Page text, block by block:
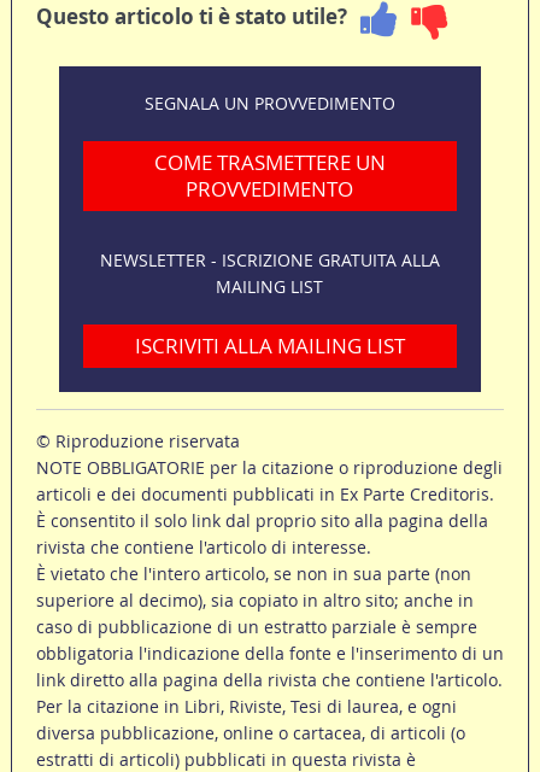
Questo articolo ti è stato utile?
SEGNALA UN PROVVEDIMENTO
COME TRASMETTERE UN
PROVVEDIMENTO
NEWSLETTER - ISCRIZIONE GRATUITA ALLA
MAILING LIST
ISCRIVITI ALLA MAILING LIST
© Riproduzione riservata
NOTE OBBLIGATORIE per la citazione o riproduzione degli
articoli e dei documenti pubblicati in Ex Parte Creditoris.
È consentito il solo link dal proprio sito alla pagina della
rivista che contiene l'articolo di interesse.
È vietato che l'intero articolo, se non in sua parte (non
superiore al decimo), sia copiato in altro sito; anche in
caso di pubblicazione di un estratto parziale è sempre
obbligatoria l'indicazione della fonte e l'inserimento di un
link diretto alla pagina della rivista che contiene l'articolo.
Per la citazione in Libri, Riviste, Tesi di laurea, e ogni
diversa pubblicazione, online o cartacea, di articoli (o
estratti di articoli) pubblicati in questa rivista è